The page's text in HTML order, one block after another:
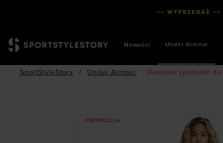
<< WYPRZEDAŻ
Nowości Under Armour
SportStyleStory / Under Armour / Damskie spodenki
PROMOCJA